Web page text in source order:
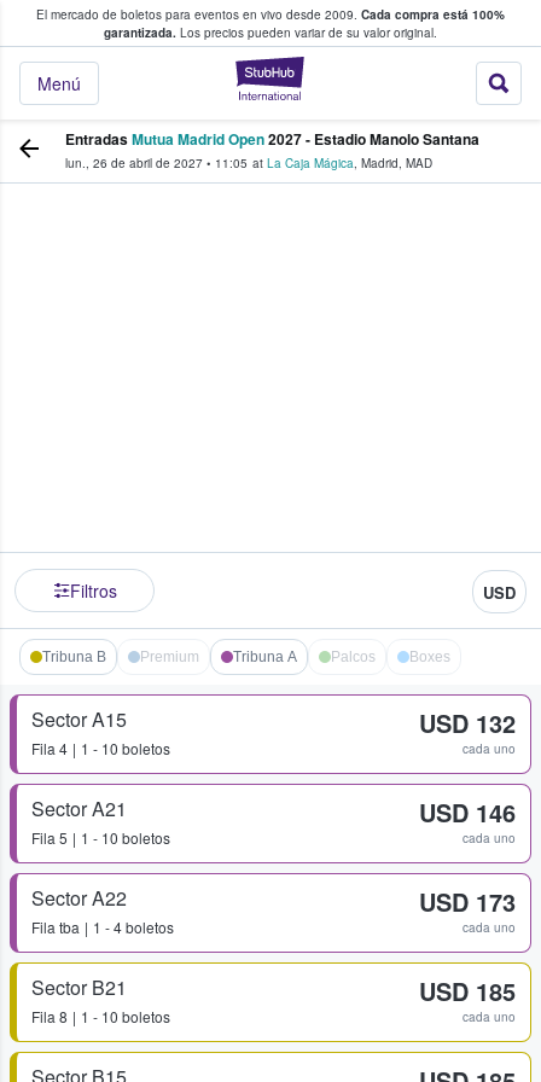
El mercado de boletos para eventos en vivo desde 2009. Cada compra está 100%
garantizada. Los precios pueden variar de su valor original.
StubHub: donde
Menú
fans compran y venden boletos
EntradasMutua Madrid Open2027 - Estadio Manolo Santana
lun., 26 de abril de 2027 • 11:05 at La Caja Mágica, Madrid, MAD
Filtros USD
Tribuna B Premium Tribuna A Palcos Boxes
Sector A15
Fila 4 1 - 10 boletos
USD 132
cada uno
Sector A21
Fila 5 1 - 10 boletos
USD 146
cada uno
Sector A22
Fila tba 1 - 4 boletos
USD 173
cada uno
Sector B21
Fila 8 1 - 10 boletos
USD 185
cada uno